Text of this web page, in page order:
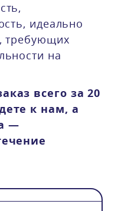
идеально
требующих
на
всего за 20
к нам, а
—